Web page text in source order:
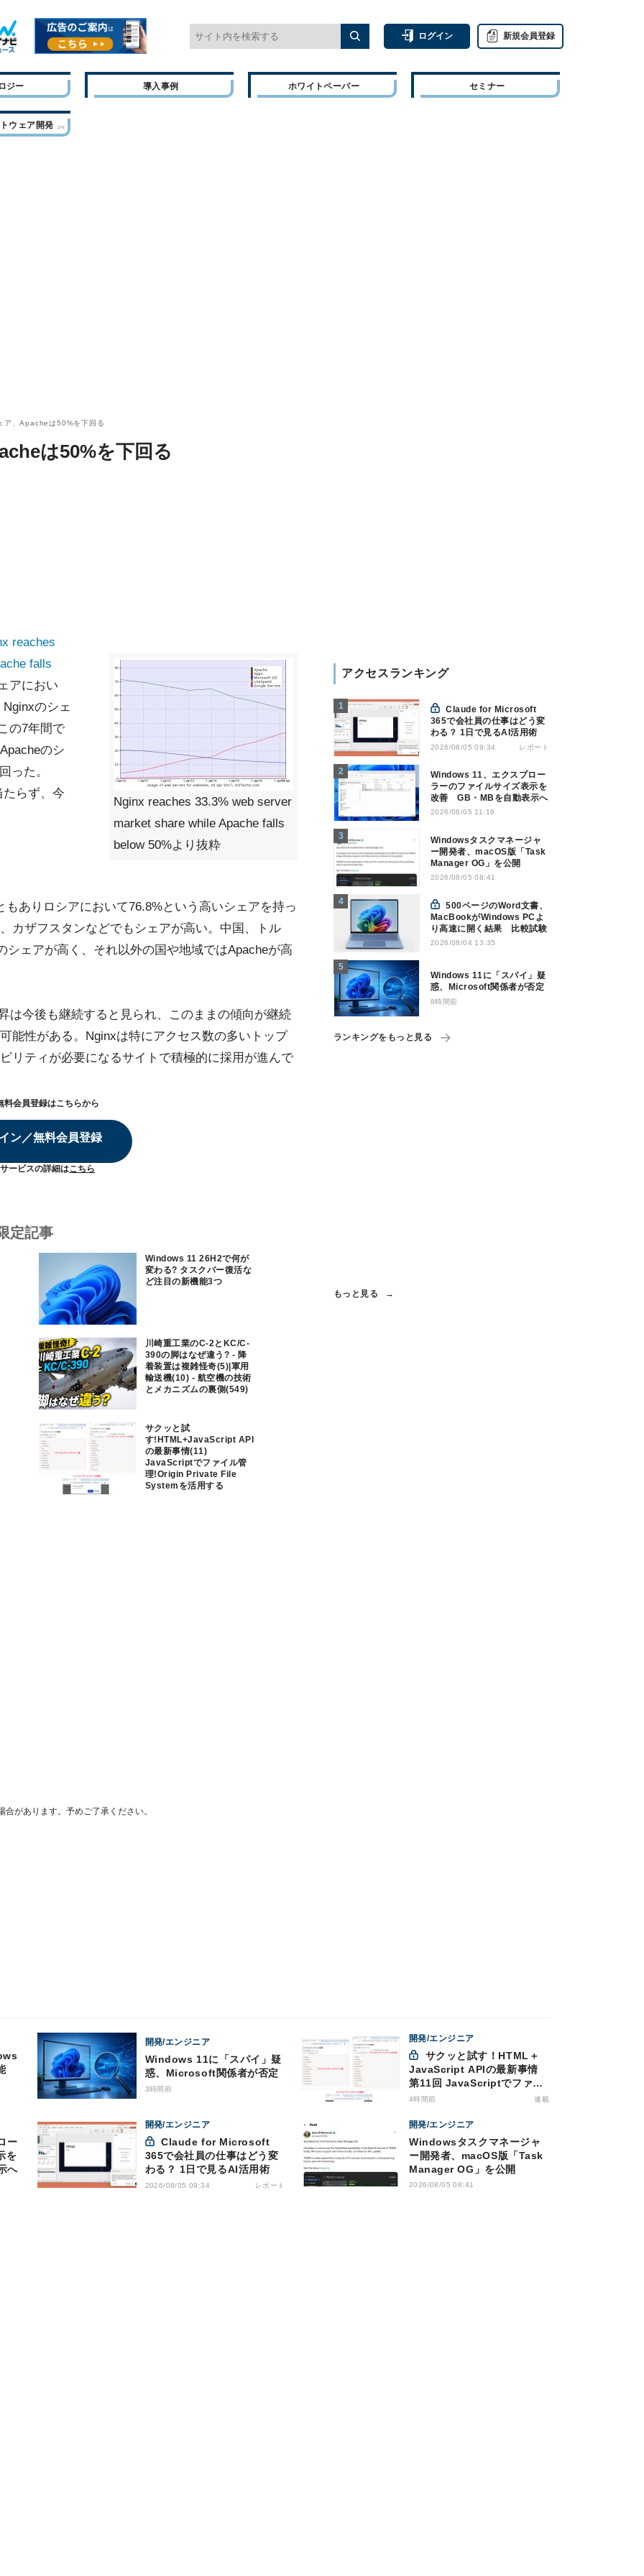
ログイン 新規会員登録
ジー 導入事例 ホワイトペーパー セミナー
ウェア開発
ア、Apacheは50%を下回る
は50%を下回る
Nginx reaches 33.3% web server
market share while Apache falls
below 50%より抜粋
reaches
falls
アにおい
のシェ
の7年間で
のシ
った。
らず、今
ありロシアにおいて76.8%という高いシェアを持っ
カザフスタンなどでもシェアが高い。中国、トル
ェアが高く、それ以外の国や地域ではApacheが高
は今後も継続すると見られ、このままの傾向が継続
能性がある。Nginxは特にアクセス数の多いトップ
リティが必要になるサイトで積極的に採用が進んで
料会員登録はこちらから
ン／無料会員登録
ービスの詳細はこちら
定記事
Windows 11 26H2で何が
変わる? タスクバー復活な
ど注目の新機能3つ
川崎重工業のC-2とKC/C-
390の脚はなぜ違う? - 降
着装置は複雑怪奇(5)|軍用
輸送機(10) - 航空機の技術
とメカニズムの裏側(549)
サクッと試
す!HTML+JavaScript API
の最新事情(11)
JavaScriptでファイル管
理!Origin Private File
Systemを活用する
アクセスランキング
Claude for Microsoft
365で会社員の仕事はどう変
わる？ 1日で見るAI活用術
2026/08/05 09:34 レポート
Windows 11、エクスプロー
ラーのファイルサイズ表示を
改善 GB・MBを自動表示へ
2026/08/05 11:16
Windowsタスクマネージャ
ー開発者、macOS版「Task
Manager OG」を公開
2026/08/05 08:41
500ページのWord文書、
MacBookがWindows PCよ
り高速に開く結果 比較試験
2026/08/04 13:35
Windows 11に「スパイ」疑
惑、Microsoft関係者が否定
8時間前
ランキングをもっと見る
もっと見る
があります。予めご了承ください。
開発/エンジニア
Windows 11に「スパイ」疑
惑、Microsoft関係者が否定
3時間前
開発/エンジニア
JavaScript APIの最新事情
第11回 JavaScriptでファイ
ル管理！Origin Private File
4時間前 連載
ー
を
へ
開発/エンジニア
Claude for Microsoft
365で会社員の仕事はどう変
わる？ 1日で見るAI活用術
2026/08/05 09:34 レポート
開発/エンジニア
Windowsタスクマネージャ
ー開発者、macOS版「Task
Manager OG」を公開
2026/08/05 08:41